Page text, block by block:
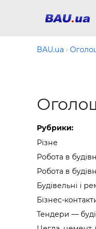
BAU.ua
Рубрики:
Різне
Бізнес-